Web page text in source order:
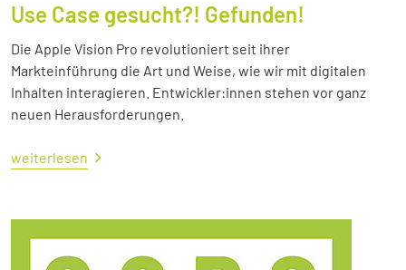
Use Case gesucht?! Gefunden!
Die Apple Vision Pro revolutioniert seit ihrer
Markteinführung die Art und Weise, wie wir mit digitalen
Inhalten interagieren. Entwickler:innen stehen vor ganz
neuen Herausforderungen.
weiterlesen